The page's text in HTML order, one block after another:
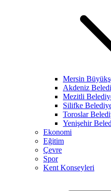
Mersin
Akdeniz
Mezitli
Silifke
Toroslar
Yenişehir
Ekonomi
Eğitim
Çevre
Spor
Kent Konseyleri